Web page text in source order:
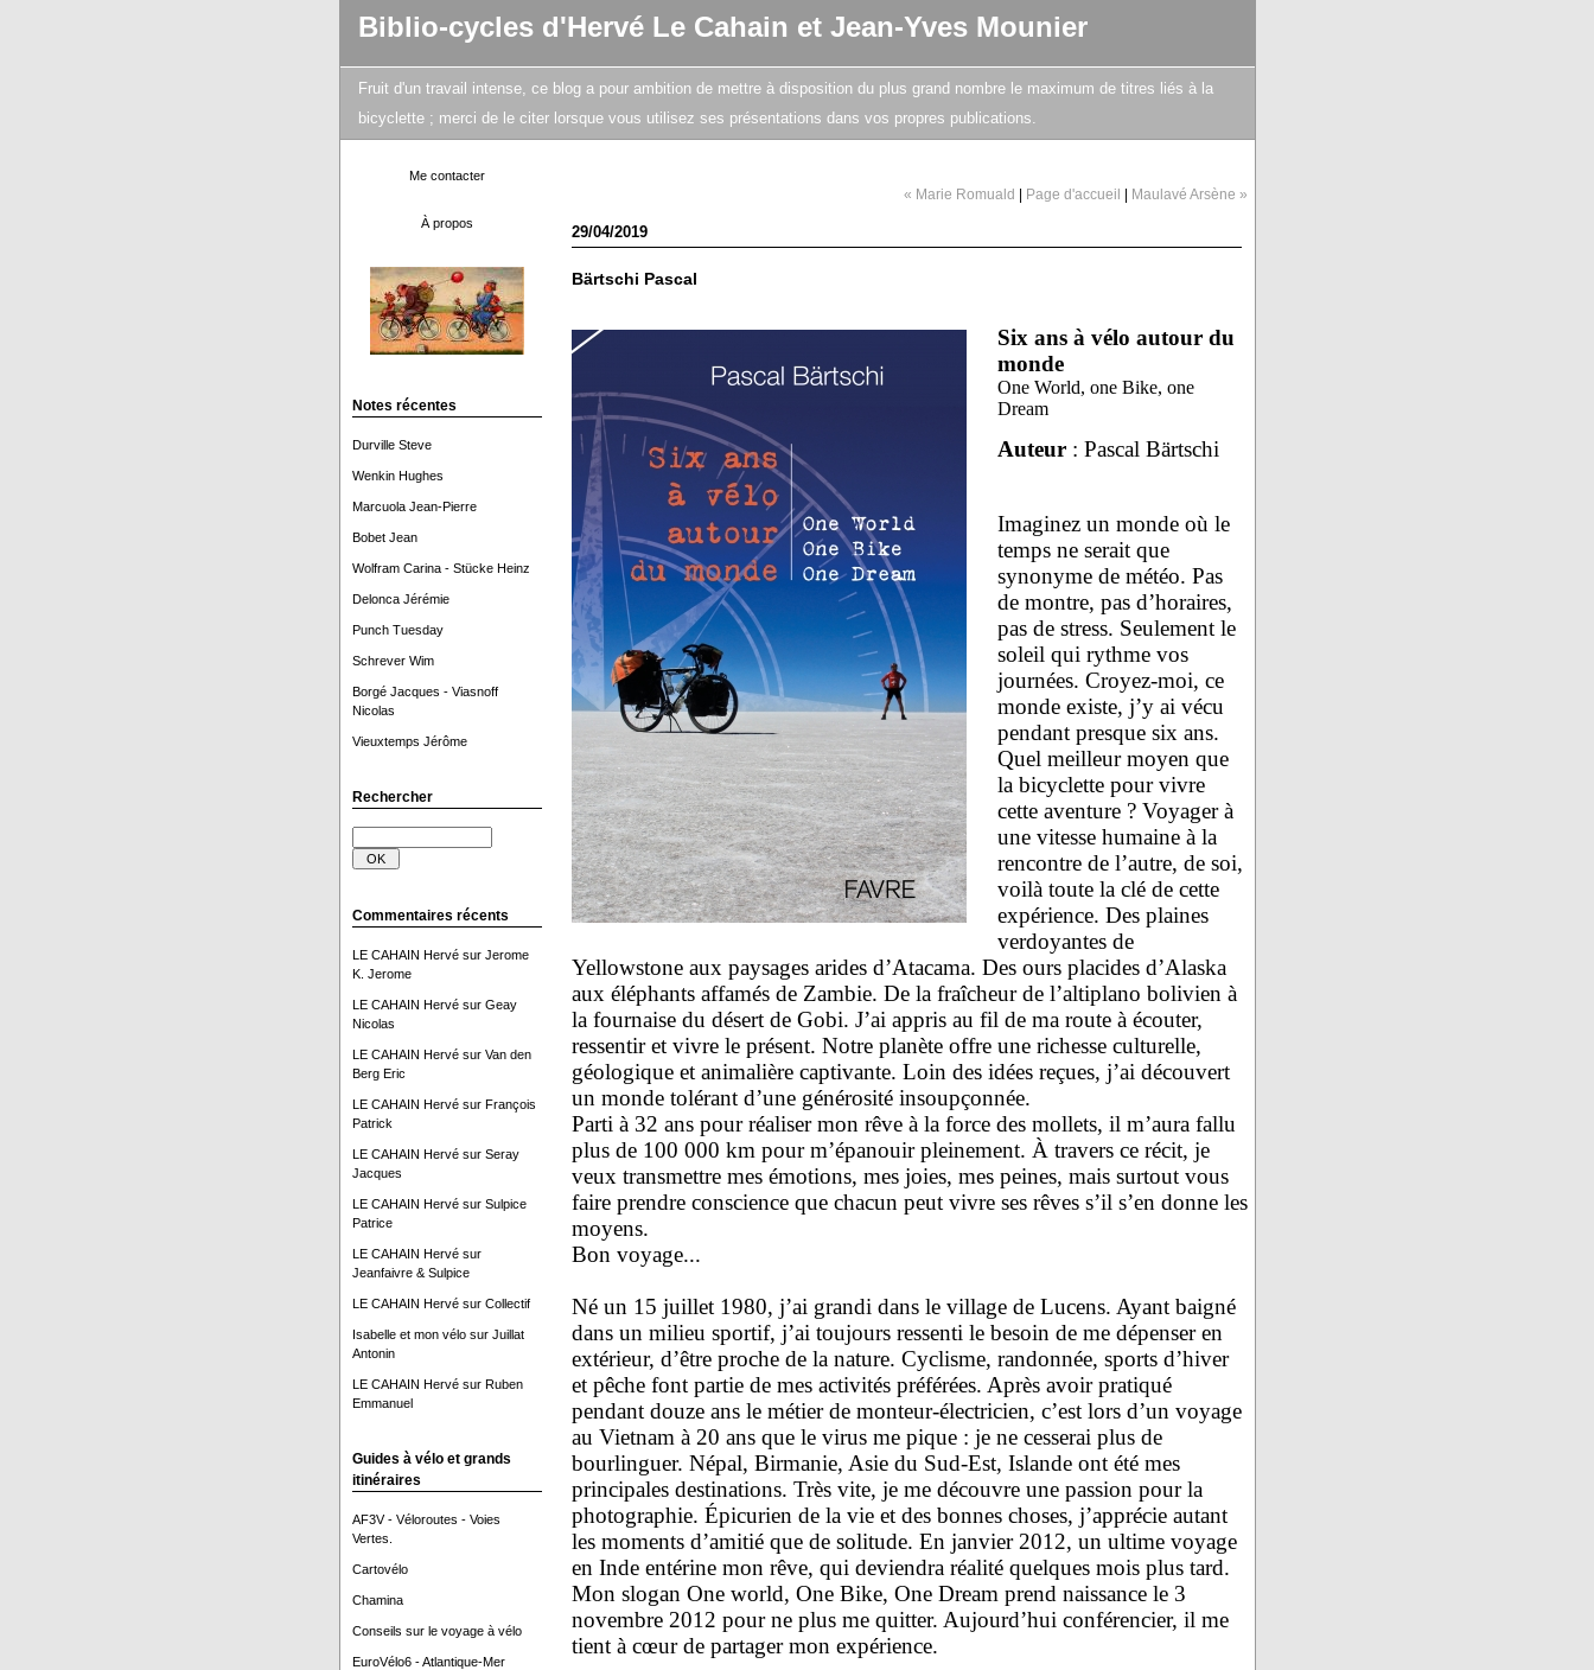
Biblio-cycles d'Hervé Le Cahain et Jean-Yves Mounier
Fruit d'un travail intense, ce blog a pour ambition de mettre à disposition du plus grand nombre le maximum de titres liés à la
bicyclette ; merci de le citer lorsque vous utilisez ses présentations dans vos propres publications.
Me contacter
À propos
Notes récentes
Durville Steve
Wenkin Hughes
Marcuola Jean-Pierre
Bobet Jean
Wolfram Carina - Stücke Heinz
Delonca Jérémie
Punch Tuesday
Schrever Wim
Borgé Jacques - Viasnoff
Nicolas
Vieuxtemps Jérôme
Rechercher
Commentaires récents
LE CAHAIN Hervésur Jerome
K. Jerome
LE CAHAIN Hervésur Geay
Nicolas
LE CAHAIN Hervésur Van den
Berg Eric
LE CAHAIN Hervésur François
Patrick
LE CAHAIN Hervésur Seray
Jacques
LE CAHAIN Hervésur Sulpice
Patrice
LE CAHAIN Hervésur
Jeanfaivre & Sulpice
LE CAHAIN Hervésur Collectif
Isabelle et mon vélosur Juillat
Antonin
LE CAHAIN Hervésur Ruben
Emmanuel
Guides à vélo et grands
itinéraires
AF3V - Véloroutes - Voies
Vertes.
Cartovélo
Chamina
Conseils sur le voyage à vélo
EuroVélo6 - Atlantique-Mer
« Marie Romuald | Page d'accueil | Maulavé Arsène »
29/04/2019
Bärtschi Pascal
Six ans à vélo autour du
monde
One World, one Bike, one
Dream
Auteur: Pascal Bärtschi
Imaginez un monde où le
temps ne serait que
synonyme de météo. Pas
de montre, pas d’horaires,
pas de stress. Seulement le
soleil qui rythme vos
journées. Croyez-moi, ce
monde existe, j’y ai vécu
pendant presque six ans.
Quel meilleur moyen que
la bicyclette pour vivre
cette aventure ? Voyager à
une vitesse humaine à la
rencontre de l’autre, de soi,
voilà toute la clé de cette
expérience. Des plaines
verdoyantes de
Yellowstone aux paysages arides d’Atacama. Des ours placides d’Alaska
aux éléphants affamés de Zambie. De la fraîcheur de l’altiplano bolivien à
la fournaise du désert de Gobi. J’ai appris au fil de ma route à écouter,
ressentir et vivre le présent. Notre planète offre une richesse culturelle,
géologique et animalière captivante. Loin des idées reçues, j’ai découvert
un monde tolérant d’une générosité insoupçonnée.
Parti à 32 ans pour réaliser mon rêve à la force des mollets, il m’aura fallu
plus de 100 000 km pour m’épanouir pleinement. À travers ce récit, je
veux transmettre mes émo­tions, mes joies, mes peines, mais surtout vous
faire prendre conscience que chacun peut vivre ses rêves s’il s’en donne les
moyens.
Bon voyage...
Né un 15 juillet 1980, j’ai grandi dans le village de Lucens. Ayant baigné
dans un milieu sportif, j’ai toujours ressenti le besoin de me dépenser en
extérieur, d’être proche de la nature. Cyclisme, randonnée, sports d’hiver
et pêche font partie de mes activités préférées. Après avoir pratiqué
pendant douze ans le métier de monteur-électricien, c’est lors d’un voyage
au Vietnam à 20 ans que le virus me pique : je ne cesserai plus de
bourlinguer. Népal, Birmanie, Asie du Sud-Est, Islande ont été mes
principales destinations. Très vite, je me découvre une passion pour la
photographie. Épicurien de la vie et des bonnes choses, j’apprécie autant
les moments d’amitié que de solitude. En janvier 2012, un ultime voyage
en Inde entérine mon rêve, qui deviendra réalité quelques mois plus tard.
Mon slogan One world, One Bike, One Dream prend naissance le 3
novembre 2012 pour ne plus me quitter. Aujourd’hui conférencier, il me
tient à cœur de partager mon expérience.